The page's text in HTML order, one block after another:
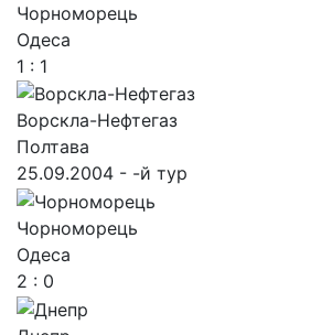
Чорноморець
Одеса
1 : 1
Ворскла-Нефтегаз
Полтава
25.09.2004 - -й тур
Чорноморець
Одеса
2 : 0